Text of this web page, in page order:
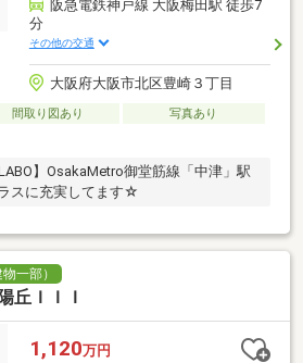
阪急電鉄神戸線 大阪梅田駅 徒歩7
分
その他の交通
大阪府大阪市北区豊崎３丁目
間取り図あり
写真あり
】OsakaMetro御堂筋線「中津」駅
スに充実してます☆
一部）
丘ＩＩＩ
1,120万円